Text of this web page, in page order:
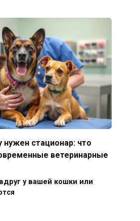
нужен стационар: что
ветеринарные
у вашей кошки или